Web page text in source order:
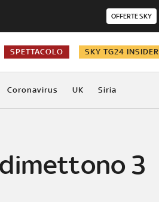
OFFERTE SKY
SPETTACOLO SKY TG24 INSIDER
Coronavirus UK Siria
3